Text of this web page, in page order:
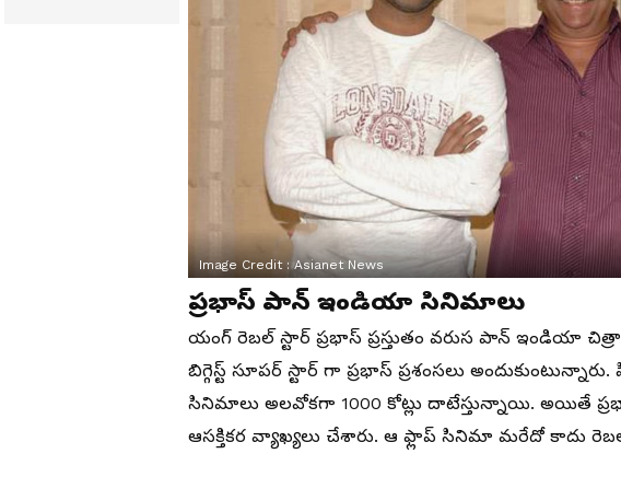
Image Credit :Asianet News
ప్రభాస్ పాన్ ఇండియా సినిమాలు
యంగ్ రెబల్ స్టార్ ప్రభాస్ ప్రస్తుతం వరుస పాన్ ఇండియా
బిగ్గెస్ట్ సూపర్ స్టార్ గా ప్రభాస్ ప్రశంసలు
సినిమాలు అలవోకగా 1000 కోట్లు దాటేస్తున్నాయి. అయితే
ఆసక్తికర వ్యాఖ్యలు చేశారు. ఆ ఫ్లాప్ సినిమా మరేదో కాదు